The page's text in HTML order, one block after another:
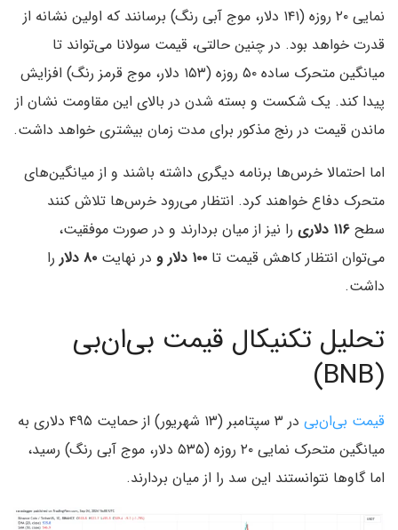
نمایی ۲۰ روزه (۱۴۱ دلار، موج آبی رنگ) برسانند که اولین نشانه از
قدرت خواهد بود. در چنین حالتی، قیمت سولانا می‌تواند تا
میانگین متحرک ساده ۵۰ روزه (۱۵۳ دلار، موج قرمز رنگ) افزایش
پیدا کند. یک شکست و بسته شدن در بالای این مقاومت نشان از
ماندن قیمت در رنج مذکور برای مدت زمان بیشتری خواهد داشت.
اما احتمالا خرس‌ها برنامه دیگری داشته باشند و از میانگین‌های
متحرک دفاع خواهند کرد. انتظار می‌رود خرس‌ها تلاش کنند
سطح
را نیز از میان بردارند و در صورت موفقیت،
می‌توان انتظار کاهش قیمت تا ۱۰۰ دلار و در نهایت ۸۰ دلار
را
داشت.
تحلیل تکنیکال قیمت بی‌ان‌بی
(BNB)
قیمت بی‌ان‌بی
در ۳ سپتامبر (۱۳ شهریور) از حمایت ۴۹۵ دلاری به
میانگین متحرک نمایی ۲۰ روزه (۵۳۵ دلار، موج آبی رنگ) رسید،
اما گاوها نتوانستند این سد را از میان بردارند.